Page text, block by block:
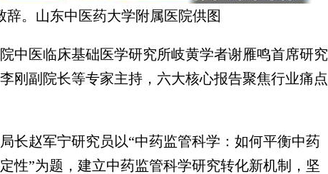
辞。山东中医药大学附属医院供图
医临床基础医学研究所岐黄学者谢雁鸣首席研究
刚副院长等专家主持，六大核心报告聚焦行业痛点
赵军宁研究员以“中药监管科学：如何平衡中药
性”为题，建立中药监管科学研究转化新机制，坚